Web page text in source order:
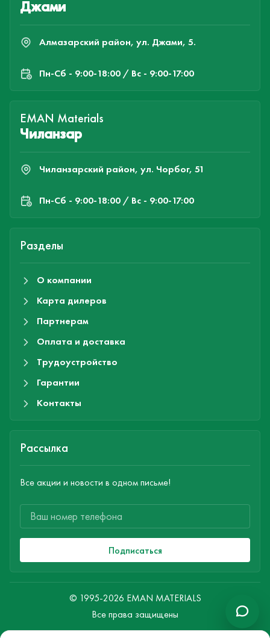
Джами
Алмазарский район, ул. Джами, 5.
Пн-Cб - 9:00-18:00 / Вс - 9:00-17:00
EMAN Materials
Чиланзар
Чиланзарский район, ул. Чорбог, 51
Пн-Cб - 9:00-18:00 / Вс - 9:00-17:00
Разделы
О компании
Карта дилеров
Партнерам
Оплата и доставка
Трудоустройство
Гарантии
Контакты
Рассылка
Все акции и новости в одном письме!
Подписаться
© 1995-2026 EMAN MATERIALS
Все права защищены